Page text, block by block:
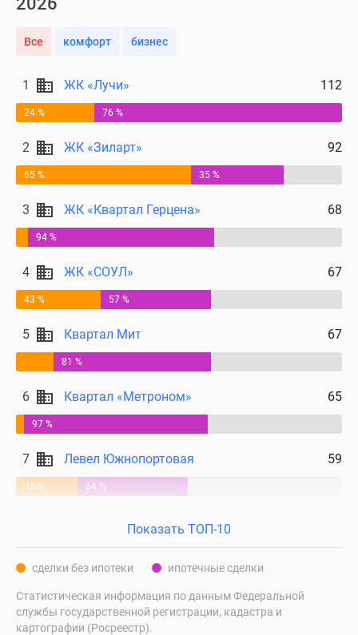
Все комфорт бизнес
1 ЖК «Лучи» 112
24 % 76 %
2 ЖК «Зиларт» 92
65 % 35 %
3 ЖК «Квартал Герцена» 68
94 %
4 ЖК «СОУЛ» 67
43 % 57 %
5 Квартал Мит 67
81 %
6 Квартал «Метроном» 65
97 %
7 Левел Южнопортовая 59
36 % 64 %
Показать ТОП-10
сделки без ипотеки ипотечные сделки
Статистическая информация по данным Федеральной
службы государственной регистрации, кадастра и
картографии (Росреестр).